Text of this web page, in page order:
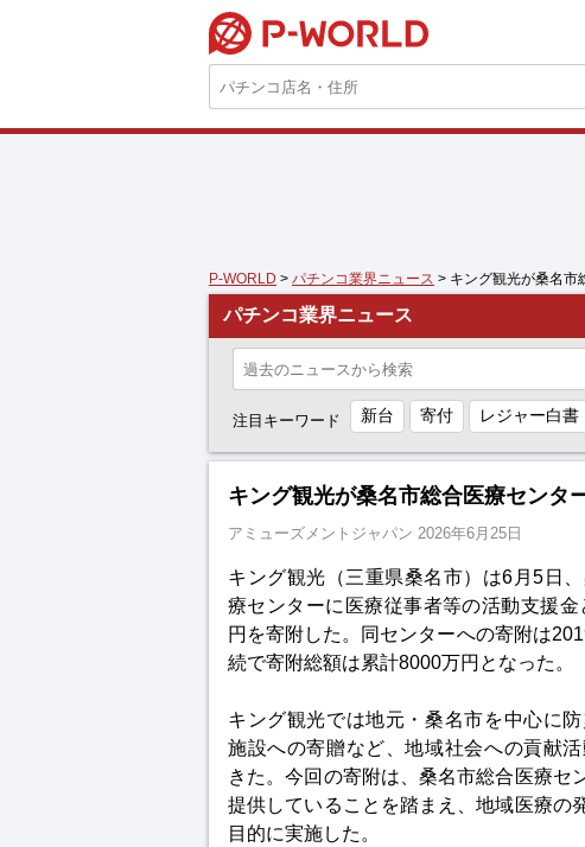
P-WORLD > パチンコ業界ニュース > キング観光が桑名市
パチンコ業界ニュース
注目キーワード 新台 寄付 レジャー白書
キング観光が桑名市総合医療センタ
アミューズメントジャパン 2026年6月25日
キング観光（三重県桑名市）は6月5日
療センターに医療従事者等の活動支援金
円を寄附した。同センターへの寄附は
続で寄附総額は累計8000万円となった。
キング観光では地元・桑名市を中心に
施設への寄贈など、地域社会への貢献
きた。今回の寄附は、桑名市総合医療セ
提供していることを踏まえ、地域医療の
目的に実施した。